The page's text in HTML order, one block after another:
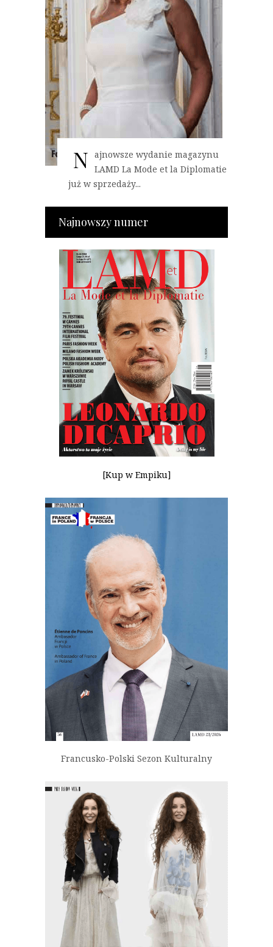
N ajnowsze wydanie magazynu
LAMD La Mode et la Diplomatie
już w sprzedaży...
Najnowszy numer
[Kup w Empiku]
Francusko-Polski Sezon Kulturalny